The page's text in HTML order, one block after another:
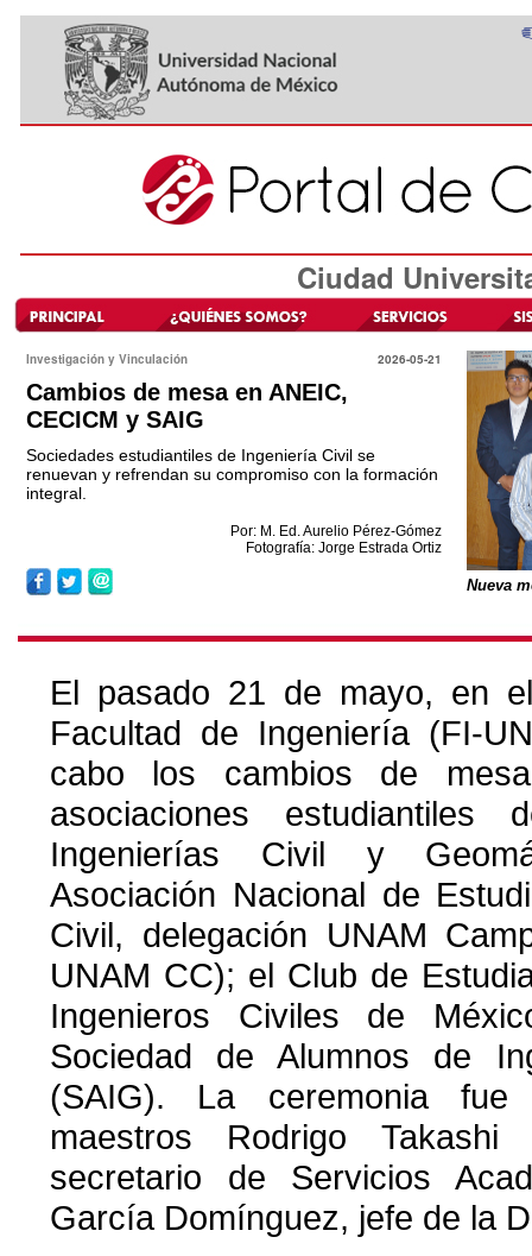
Ciudad
Investigación y Vinculación 2026-05-21
Cambios de mesa en ANEIC,
CECICM y SAIG
Sociedades estudiantiles de Ingeniería Civil se
renuevan y refrendan su compromiso con la formación
integral.
Por: M. Ed. Aurelio Pérez-Gómez
Fotografía: Jorge Estrada Ortiz
Nueva
El pasado 21 de mayo, en
Facultad de Ingeniería (FI-
cabo los cambios de
asociaciones
Ingenierías Civil y
Asociación Nacional de
Civil, delegación UNAM
UNAM CC); el Club de
Ingenieros Civiles de
Sociedad de Alumnos de
(SAIG). La ceremonia
maestros Rodrigo Takashi
secretario de Servicios
García Domínguez, jefe de la